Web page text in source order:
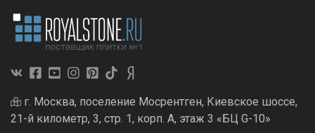
г. Москва, поселение Мосрентген, Киевское шоссе,
21-й километр, 3, стр. 1, корп. А, этаж 3 «БЦ G-10»